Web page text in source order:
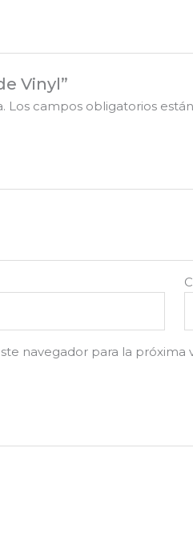
Vinyl”
Los campos obligatorios
navegador para la próxima